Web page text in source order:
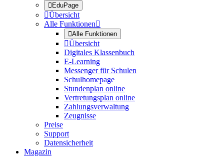
EduPage
Übersicht
Alle Funktionen
Alle Funktionen
Übersicht
Digitales Klassenbuch
E-Learning
Messenger für Schulen
Schulhomepage
Stundenplan online
Vertretungsplan online
Zahlungsverwaltung
Zeugnisse
Preise
Support
Datensicherheit
Magazin